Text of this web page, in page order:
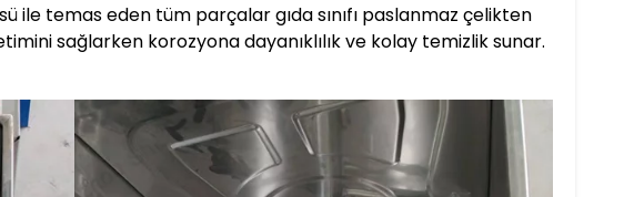
ile temas eden tüm parçalar gıda sınıfı paslanmaz çelikten
sağlarken korozyona dayanıklılık ve kolay temizlik sunar.